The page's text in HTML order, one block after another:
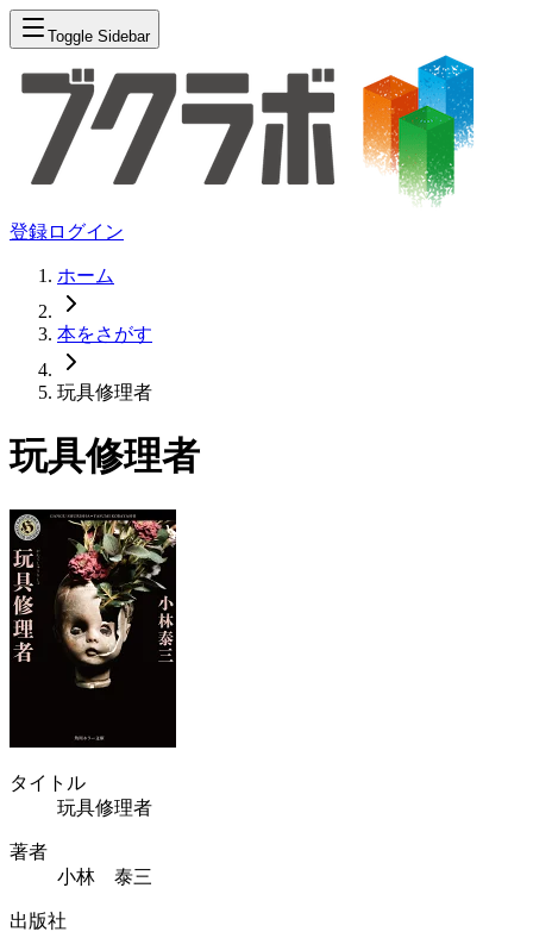
Toggle Sidebar
登録ログイン
ホーム
本をさがす
玩具修理者
玩具修理者
タイトル
玩具修理者
著者
小林 泰三
出版社